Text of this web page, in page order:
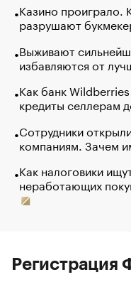
Казино проиграло.
разрушают
Выживают
избавляются от
Как банк
кредиты селлерам
Сотрудники
компаниям. Зачем
Как налоговики
неработающих
Регистрация